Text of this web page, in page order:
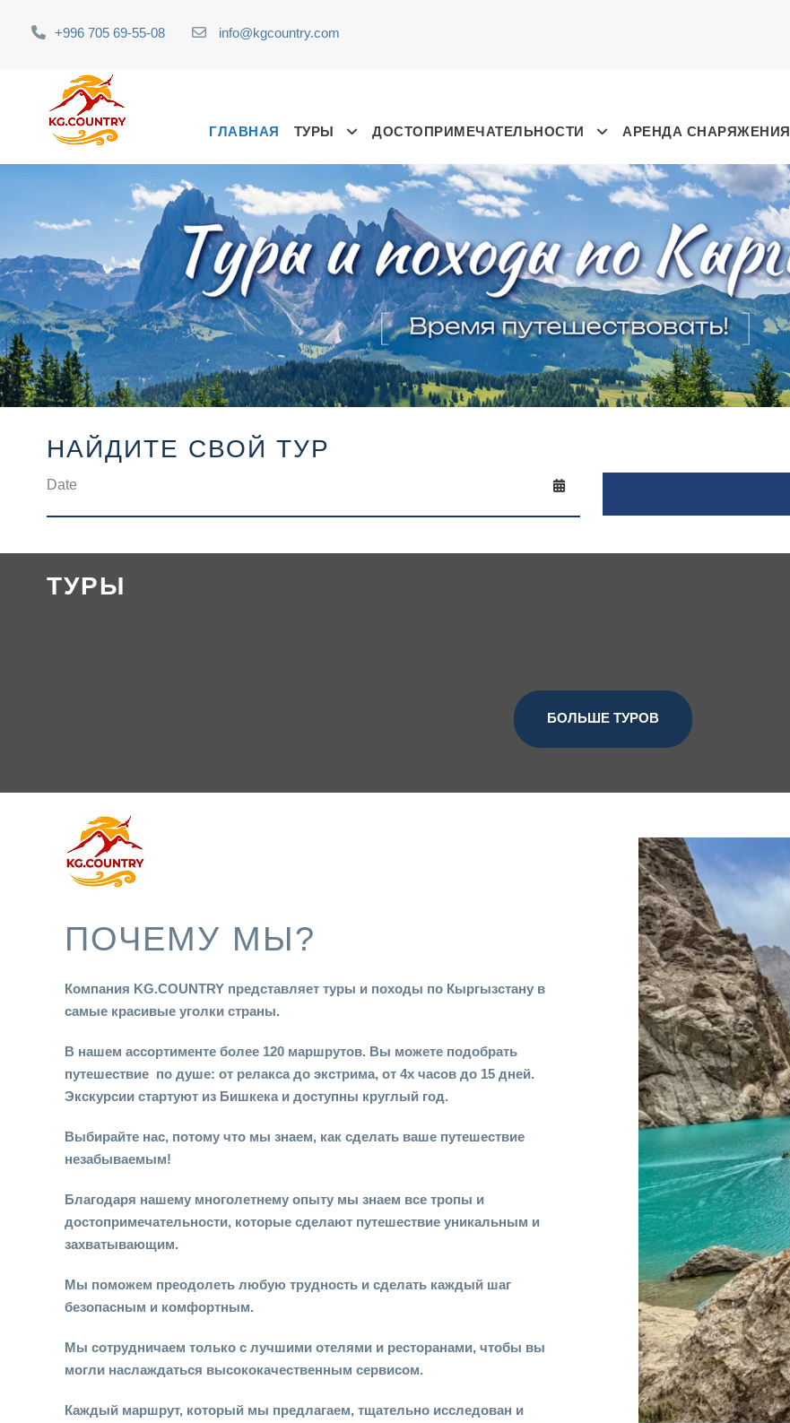
+996 705 69-55-08 info@kgcountry.com
ГЛАВНАЯ ТУРЫ ДОСТОПРИМЕЧАТЕЛЬНОСТИ АРЕНДА СНАРЯЖЕНИЯ
НАЙДИТЕ СВОЙ ТУР
ТУРЫ
БОЛЬШЕ ТУРОВ
ПОЧЕМУ МЫ?
Компания KG.COUNTRY представляет туры и походы по Кыргызстану в
самые красивые уголки страны.
В нашем ассортименте более 120 маршрутов. Вы можете подобрать
путешествие по душе: от релакса до экстрима, от 4х часов до 15 дней.
Экскурсии стартуют из Бишкека и доступны круглый год.
Выбирайте нас, потому что мы знаем, как сделать ваше путешествие
незабываемым!
Благодаря нашему многолетнему опыту мы знаем все тропы и
достопримечательности, которые сделают путешествие уникальным и
захватывающим.
Мы поможем преодолеть любую трудность и сделать каждый шаг
безопасным и комфортным.
Мы сотрудничаем только с лучшими отелями и ресторанами, чтобы вы
могли наслаждаться высококачественным сервисом.
Каждый маршрут, который мы предлагаем, тщательно исследован и